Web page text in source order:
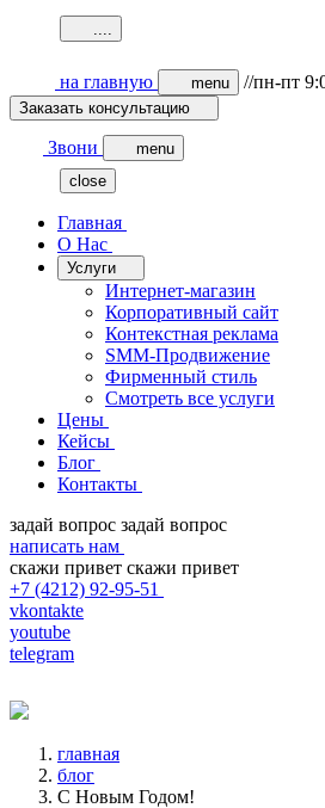
....
на главную menu //пн-пт
Заказать консультацию
Звони
menu
close
Главная
О Нас
Услуги
Интернет-магазин
Корпоративный сайт
Контекстная реклама
SMM-Продвижение
Фирменный стиль
Смотреть все услуги
Цены
Кейсы
Блог
Контакты
задай вопрос задай вопрос
написать нам
скажи привет скажи привет
+7 (4212) 92-95-51
vkontakte
youtube
telegram
главная
блог
C Новым Годом!